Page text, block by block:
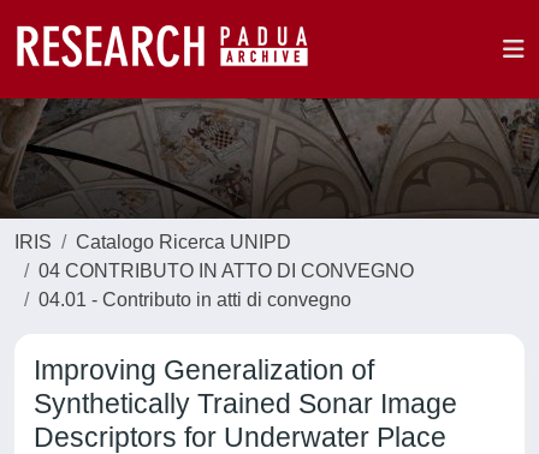
IRIS
Catalogo Ricerca UNIPD
04 CONTRIBUTO IN ATTO DI CONVEGNO
04.01 - Contributo in atti di convegno
Improving Generalization of
Synthetically Trained Sonar Image
Descriptors for Underwater Place